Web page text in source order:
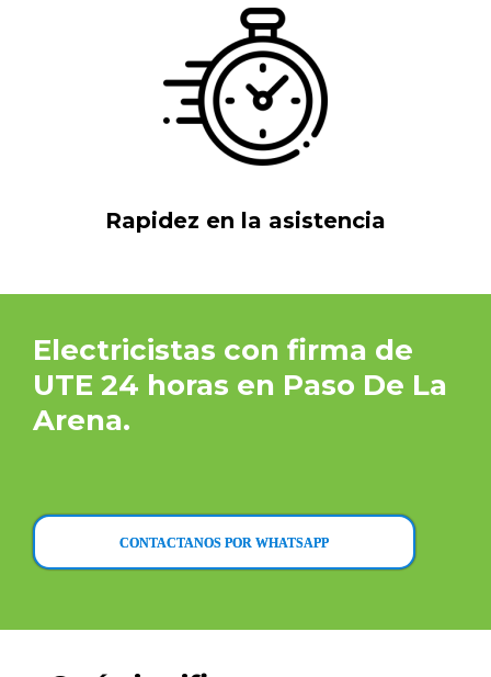
Rapidez en la asistencia
Electricistas con firma de
UTE 24 horas en Paso De La
Arena.
CONTACTANOS POR WHATSAPP